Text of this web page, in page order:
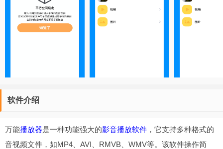
软件介绍
万能播放器是一种功能强大的影音播放软件 ，它支持多种格式的
音视频文件，如MP4、AVI、RMVB、WMV等。该软件操作简